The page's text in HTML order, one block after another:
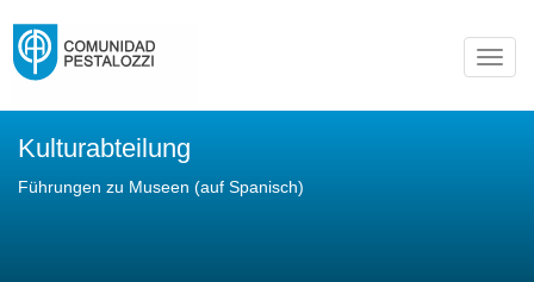
Kulturabteilung
Führungen zu Museen (auf Spanisch)